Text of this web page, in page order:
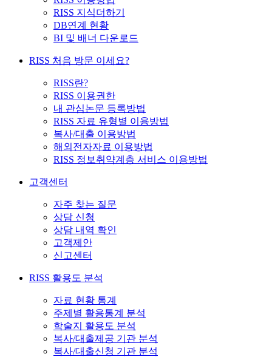
RISS 지식더하기
DB연계 현황
BI 및 배너 다운로드
RISS 처음 방문 이세요?
RISS란?
RISS 이용권한
내 관심논문 등록방법
RISS 자료 유형별 이용방법
복사/대출 이용방법
해외전자자료 이용방법
RISS 정보취약계층 서비스 이용방법
고객센터
자주 찾는 질문
상담 신청
상담 내역 확인
고객제안
신고센터
RISS 활용도 분석
자료 현황 통계
주제별 활용통계 분석
학술지 활용도 분석
복사/대출제공 기관 분석
복사/대출신청 기관 분석